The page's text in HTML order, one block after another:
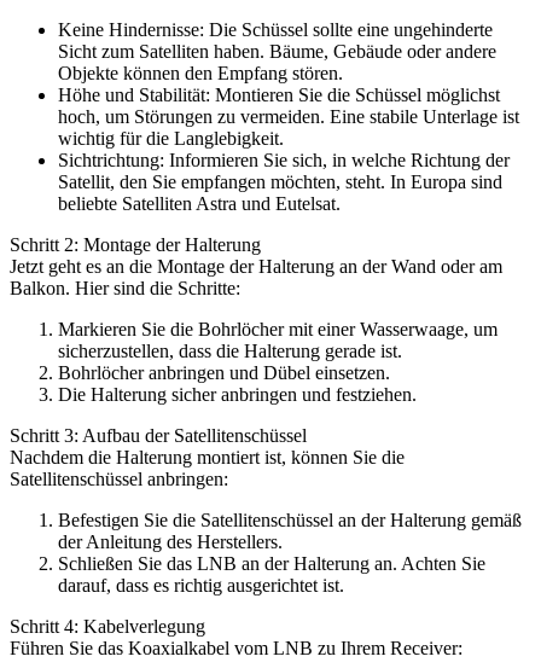
Keine Hindernisse: Die Schüssel sollte eine ungehinderte
Sicht zum Satelliten haben. Bäume, Gebäude oder andere
Objekte können den Empfang stören.
Höhe und Stabilität: Montieren Sie die Schüssel möglichst
hoch, um Störungen zu vermeiden. Eine stabile Unterlage ist
wichtig für die Langlebigkeit.
Sichtrichtung: Informieren Sie sich, in welche Richtung der
Satellit, den Sie empfangen möchten, steht. In Europa sind
beliebte Satelliten Astra und Eutelsat.
Schritt 2: Montage der Halterung
Jetzt geht es an die Montage der Halterung an der Wand oder am
Balkon. Hier sind die Schritte:
Markieren Sie die Bohrlöcher mit einer Wasserwaage, um
sicherzustellen, dass die Halterung gerade ist.
Bohrlöcher anbringen und Dübel einsetzen.
Die Halterung sicher anbringen und festziehen.
Schritt 3: Aufbau der Satellitenschüssel
Nachdem die Halterung montiert ist, können Sie die
Satellitenschüssel anbringen:
Befestigen Sie die Satellitenschüssel an der Halterung gemäß
der Anleitung des Herstellers.
Schließen Sie das LNB an der Halterung an. Achten Sie
darauf, dass es richtig ausgerichtet ist.
Schritt 4: Kabelverlegung
Führen Sie das Koaxialkabel vom LNB zu Ihrem Receiver: